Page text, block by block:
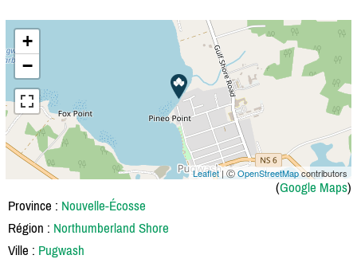
+
−
Leaflet| ⒸOpenStreetMapcontributors
(Google Maps)
Province : Nouvelle-Écosse
Région : Northumberland Shore
Ville : Pugwash